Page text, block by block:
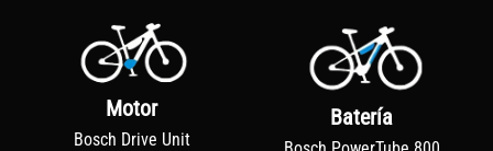
Motor
Bosch Drive Unit
Batería